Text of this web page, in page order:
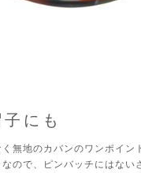
にも
無地のカバンのワンポイン
ので、ピンバッチにはない